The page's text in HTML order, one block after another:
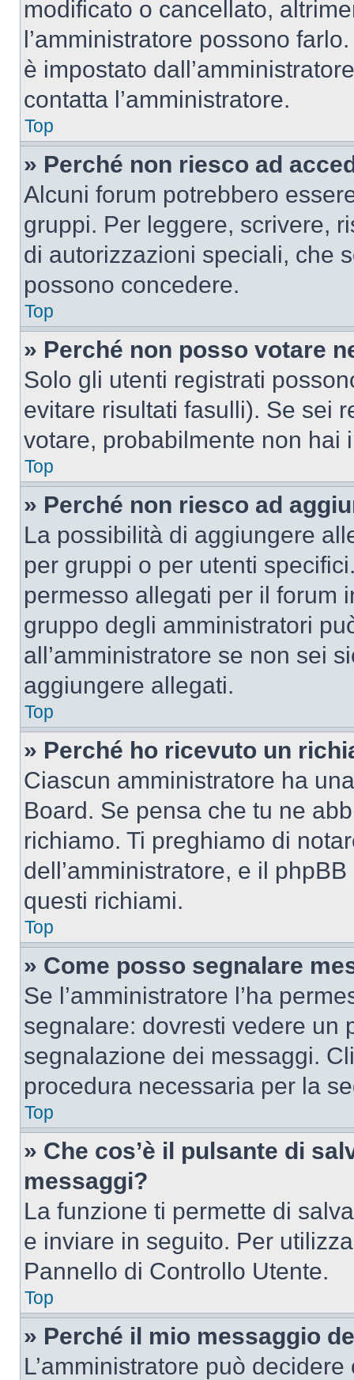
modificato o cancellato,
l’amministratore possono
è impostato
contatta l’amministratore.
Top
» Perché non riesco ad
Alcuni forum potrebbero
gruppi. Per leggere, scrivere,
di autorizzazioni speciali, che
possono concedere.
Top
» Perché non posso votare
Solo gli utenti registrati
evitare risultati fasulli). Se sei
votare, probabilmente non hai
Top
» Perché non riesco ad
La possibilità di aggiungere
per gruppi o per utenti
permesso allegati per il forum
gruppo degli amministratori
all’amministratore se non sei
aggiungere allegati.
Top
» Perché ho ricevuto un
Ciascun amministratore ha
Board. Se pensa che tu ne
richiamo. Ti preghiamo di
dell’amministratore, e il
questi richiami.
Top
» Come posso segnalare
Se l’amministratore l’ha
segnalare: dovresti vedere un
segnalazione dei messaggi.
procedura necessaria per la
Top
» Che cos’è il pulsante di
messaggi?
La funzione ti permette di
e inviare in seguito. Per
Pannello di Controllo Utente.
Top
» Perché il mio messaggio
L’amministratore può